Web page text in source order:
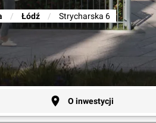
/ Łódź / Strycharska 6
O inwestycji